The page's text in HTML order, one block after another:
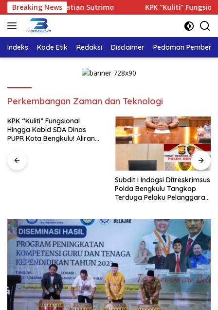
Langsung
ke
konten
Breaking News
Kematian Sutrimo KPK “Kuliti” Fungsional
Indeks Kode Etik Redaksi Disclaimer Pedoman
Perkembangan Zaman dan Teknologi
KPK “Kuliti” Fungsional
Hingga Kabid SDA Dinas
PUPR Kota Bengkulu! Aliran
Subdit I Indagsi Ditreskrimsus
Polda Bengkulu Tangkap
Terduga Pelaku Pelanggaran